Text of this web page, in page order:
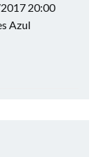
20:00
Azul